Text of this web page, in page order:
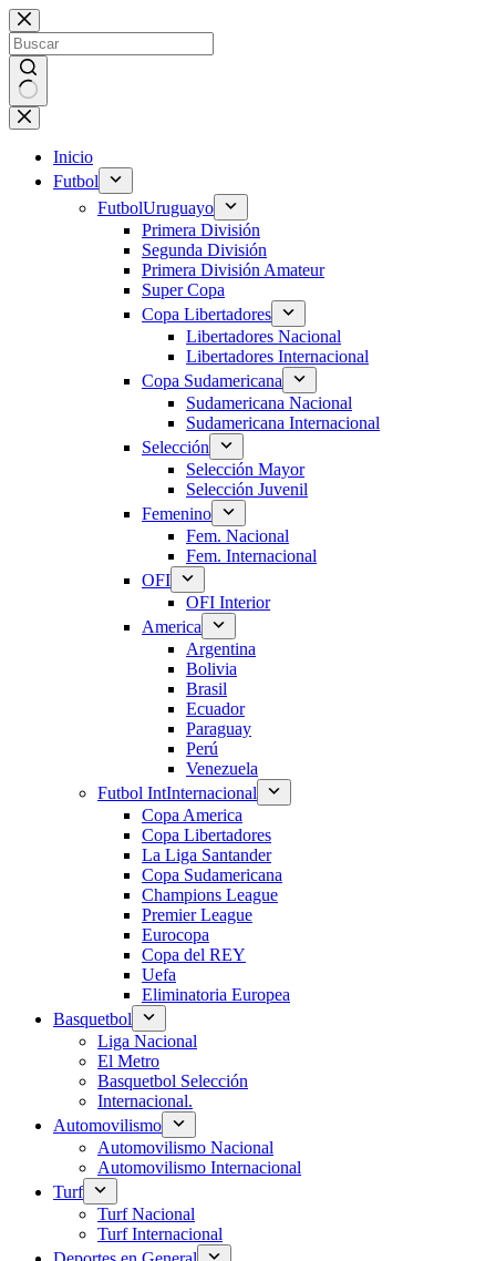
Saltar
al
contenido
Sin
resultados
Inicio
Futbol
FutbolUruguayo
Primera División
Segunda División
Primera División Amateur
Super Copa
Copa Libertadores
Libertadores Nacional
Libertadores Internacional
Copa Sudamericana
Sudamericana Nacional
Sudamericana Internacional
Selección
Selección Mayor
Selección Juvenil
Femenino
Fem. Nacional
Fem. Internacional
OFI
OFI Interior
America
Argentina
Bolivia
Brasil
Ecuador
Paraguay
Perú
Venezuela
Futbol IntInternacional
Copa America
Copa Libertadores
La Liga Santander
Copa Sudamericana
Champions League
Premier League
Eurocopa
Copa del REY
Uefa
Eliminatoria Europea
Basquetbol
Liga Nacional
El Metro
Basquetbol Selección
Internacional.
Automovilismo
Automovilismo Nacional
Automovilismo Internacional
Turf
Turf Nacional
Turf Internacional